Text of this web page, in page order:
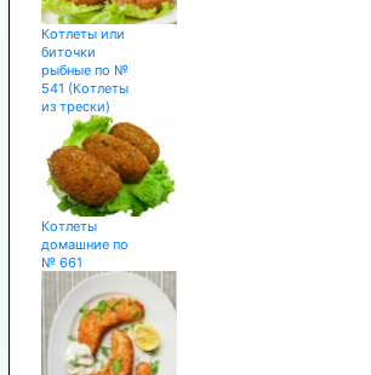
Котлеты или
биточки
рыбные по №
541 (Котлеты
из трески)
Котлеты
домашние по
№ 661